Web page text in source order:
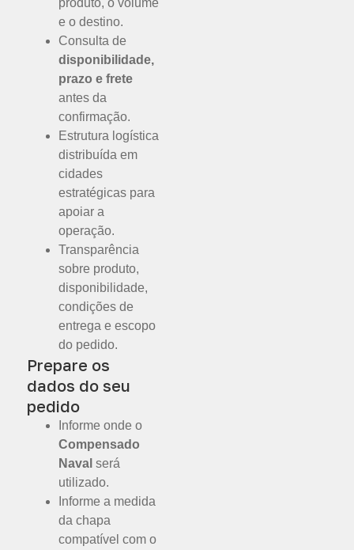
e o destino.
Consulta de
disponibilidade,
prazo e frete
antes da
confirmação.
Estrutura logística
distribuída em
cidades
estratégicas para
apoiar a
operação.
Transparência
sobre produto,
disponibilidade,
condições de
entrega e escopo
do pedido.
Prepare os
dados do seu
pedido
Informe onde o
Compensado
Naval será
utilizado.
Informe a medida
da chapa
compatível com o